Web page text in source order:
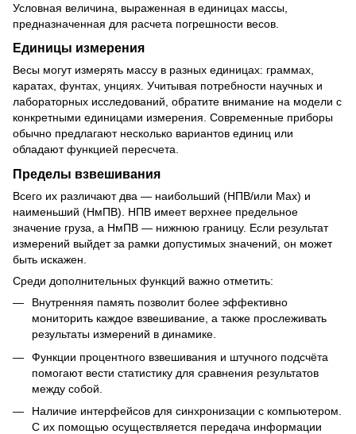
Условная величина, выраженная в единицах массы,
предназначенная для расчета погрешности весов.
Единицы измерения
Весы могут измерять массу в разных единицах: граммах,
каратах, фунтах, унциях. Учитывая потребности научных и
лабораторных исследований, обратите внимание на модели с
конкретными единицами измерения. Современные приборы
обычно предлагают несколько вариантов единиц или
обладают функцией пересчета.
Пределы взвешивания
Всего их различают два — наибольший (НПВ/или Max) и
наименьший (НмПВ). НПВ имеет верхнее предельное
значение груза, а НмПВ — нижнюю границу. Если результат
измерений выйдет за рамки допустимых значений, он может
быть искажен.
Среди дополнительных функций важно отметить:
Внутренняя память позволит более эффективно
мониторить каждое взвешивание, а также прослеживать
результаты измерений в динамике.
Функции процентного взвешивания и штучного подсчёта
помогают вести статистику для сравнения результатов
между собой.
Наличие интерфейсов для синхронизации с компьютером.
С их помощью осуществляется передача информации